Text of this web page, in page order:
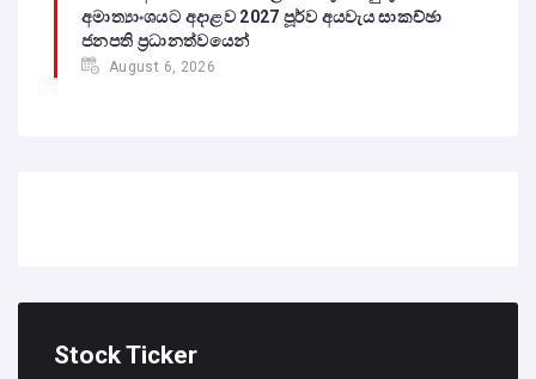
අමාත්‍යාංශයට අදාළව 2027 පූර්ව අයවැය සාකච්ඡා
ජනපති ප්‍රධානත්වයෙන්
August 6, 2026
Stock Ticker